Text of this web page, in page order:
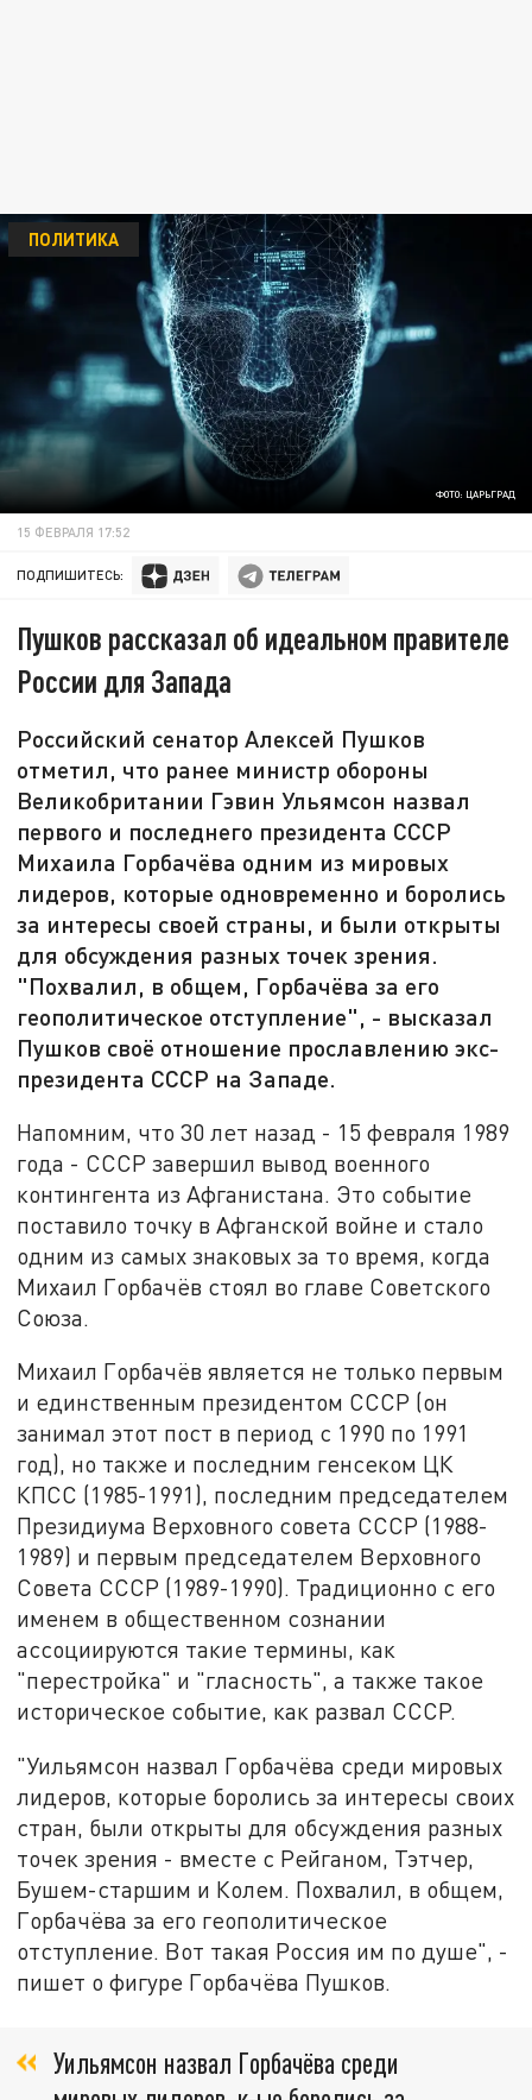
ФОТО: ЦАРЬГРАД
ПОЛИТИКА
15 ФЕВРАЛЯ 17:52
ПОДПИШИТЕСЬ:
Пушков рассказал об идеальном правителе
России для Запада
Российский сенатор Алексей Пушков
отметил, что ранее министр обороны
Великобритании Гэвин Ульямсон назвал
первого и последнего президента СССР
Михаила Горбачёва одним из мировых
лидеров, которые одновременно и боролись
за интересы своей страны, и были открыты
для обсуждения разных точек зрения.
"Похвалил, в общем, Горбачёва за его
геополитическое отступление", - высказал
Пушков своё отношение прославлению экс-
президента СССР на Западе.
Напомним, что 30 лет назад - 15 февраля 1989
года - СССР завершил вывод военного
контингента из Афганистана. Это событие
поставило точку в Афганской войне и стало
одним из самых знаковых за то время, когда
Михаил Горбачёв стоял во главе Советского
Союза.
Михаил Горбачёв является не только первым
и единственным президентом СССР (он
занимал этот пост в период с 1990 по 1991
год), но также и последним генсеком ЦК
КПСС (1985-1991), последним председателем
Президиума Верховного совета СССР (1988-
1989) и первым председателем Верховного
Совета СССР (1989-1990). Традиционно с его
именем в общественном сознании
ассоциируются такие термины, как
"перестройка" и "гласность", а также такое
историческое событие, как развал СССР.
"Уильямсон назвал Горбачёва среди мировых
лидеров, которые боролись за интересы своих
стран, были открыты для обсуждения разных
точек зрения - вместе с Рейганом, Тэтчер,
Бушем-старшим и Колем. Похвалил, в общем,
Горбачёва за его геополитическое
отступление. Вот такая Россия им по душе", -
пишет о фигуре Горбачёва Пушков.
Уильямсон назвал Горбачёва среди